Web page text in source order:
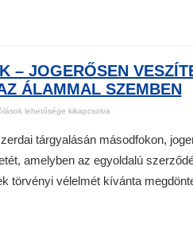
– JOGERŐSEN
ÁLAMMAL SZEMBEN
lehetősége kikapcsolva
tárgyalásán másodfokon,
amelyben az egyoldalú
törvényi vélelmét kívánta